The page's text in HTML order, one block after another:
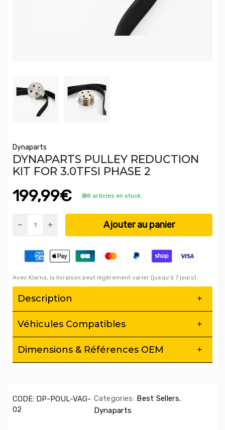
Dynaparts
DYNAPARTS PULLEY REDUCTION
KIT FOR 3.0TFSI PHASE 2
199,99€ 8 articles en stock.
Ajouter au panier
Avec Klarna, la livraison peut légèrement varier (jusqu'à 7 jours).
Description
Véhicules Compatibles
Dimensions & Références OEM
CODE: DP-POUL-VAG-
02
Categories: Best Sellers,
Dynaparts